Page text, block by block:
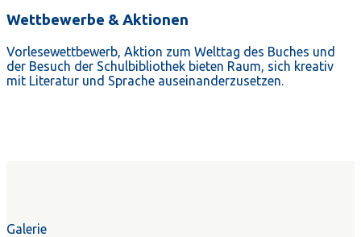
Wettbewerbe & Aktionen
Vorlesewettbewerb, Aktion zum Welttag des Buches und
der Besuch der Schulbibliothek bieten Raum, sich kreativ
mit Literatur und Sprache auseinanderzusetzen.
Galerie